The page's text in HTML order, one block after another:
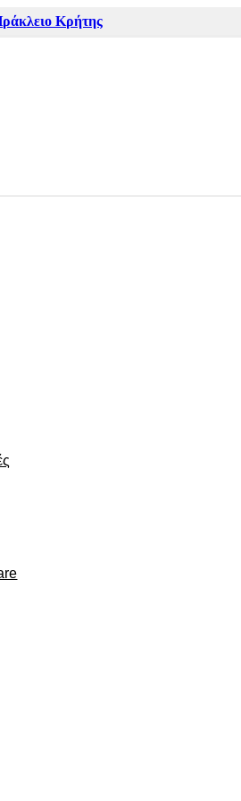
Κρήτης